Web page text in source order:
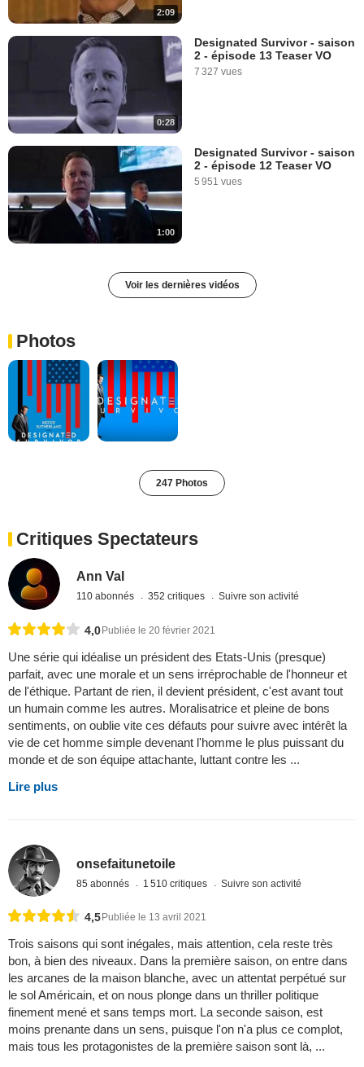
2:09
0:28
Designated Survivor - saison
2 - épisode 13 Teaser VO
7 327 vues
1:00
Designated Survivor - saison
2 - épisode 12 Teaser VO
5 951 vues
Voir les dernières vidéos
Photos
247 Photos
Critiques Spectateurs
Ann Val
110 abonnés 352 critiques Suivre son activité
4,0 Publiée le 20 février 2021
Une série qui idéalise un président des Etats-Unis (presque)
parfait, avec une morale et un sens irréprochable de l'honneur et
de l'éthique. Partant de rien, il devient président, c'est avant tout
un humain comme les autres. Moralisatrice et pleine de bons
sentiments, on oublie vite ces défauts pour suivre avec intérêt la
vie de cet homme simple devenant l'homme le plus puissant du
monde et de son équipe attachante, luttant contre les ...
Lire plus
onsefaitunetoile
85 abonnés 1 510 critiques Suivre son activité
4,5 Publiée le 13 avril 2021
Trois saisons qui sont inégales, mais attention, cela reste très
bon, à bien des niveaux. Dans la première saison, on entre dans
les arcanes de la maison blanche, avec un attentat perpétué sur
le sol Américain, et on nous plonge dans un thriller politique
finement mené et sans temps mort. La seconde saison, est
moins prenante dans un sens, puisque l'on n'a plus ce complot,
mais tous les protagonistes de la première saison sont là, ...